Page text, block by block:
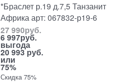
*Браслет р.19 д.7,5 Танзанит
Африка арт: 067832-р19-6
27 990руб.
6 997руб.
выгода
20 993 руб.
или
75%
Скидка 75%